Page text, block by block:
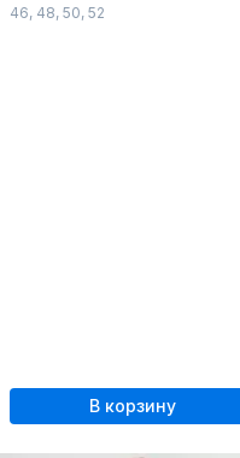
46, 48, 50, 52
В корзину